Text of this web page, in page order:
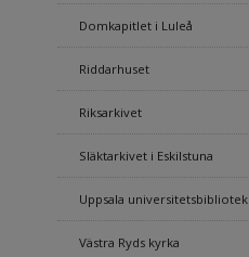
Domkapitlet i Luleå
Riddarhuset
Riksarkivet
Släktarkivet i Eskilstuna
Uppsala universitetsbibliotek
Västra Ryds kyrka